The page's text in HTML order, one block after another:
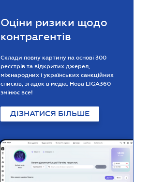
Оціни ризики щодо
контрагентів
Склади повну картину на основі 300
реєстрів та відкритих джерел,
міжнародних і українських санкційних
списків, згадок в медіа. Нова LIGA360
змінює все!
ДІЗНАТИСЯ БІЛЬШЕ